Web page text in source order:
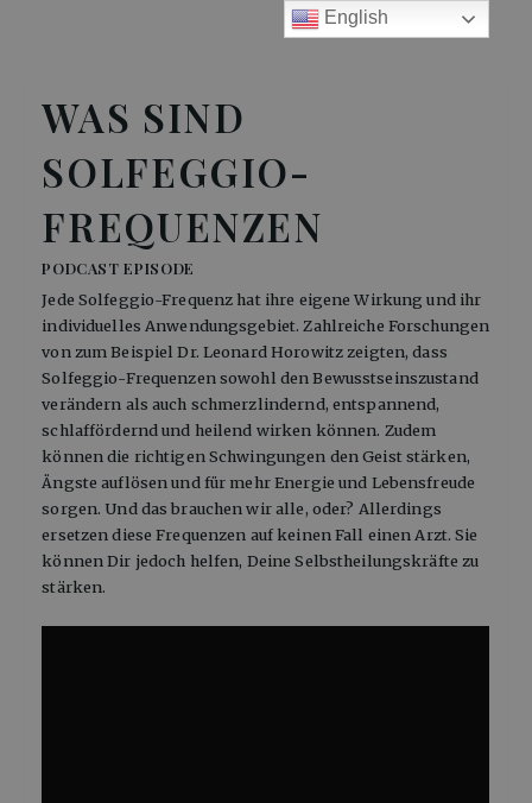
WAS SIND
SOLFEGGIO-
FREQUENZEN
PODCAST EPISODE
Jede Solfeggio-Frequenz hat ihre eigene Wirkung und ihr
individuelles Anwendungsgebiet. Zahlreiche Forschungen
von zum Beispiel Dr. Leonard Horowitz zeigten, dass
Solfeggio-Frequenzen sowohl den Bewusstseinszustand
verändern als auch schmerzlindernd, entspannend,
schlaffördernd und heilend wirken können. Zudem
können die richtigen Schwingungen den Geist stärken,
Ängste auflösen und für mehr Energie und Lebensfreude
sorgen. Und das brauchen wir alle, oder? Allerdings
ersetzen diese Frequenzen auf keinen Fall einen Arzt. Sie
können Dir jedoch helfen, Deine Selbstheilungskräfte zu
stärken.
English